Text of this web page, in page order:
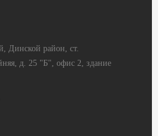
Динской район, ст.
д. 25 "Б", офис 2, здание